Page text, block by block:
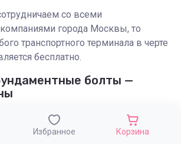
Избранное Корзина
со всеми
города Москвы, то
транспортного терминала в черте
бесплатно.
болты —
заказа продукции нашего
гибкую систему скидок